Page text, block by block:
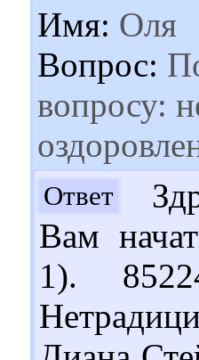
Имя: Оля
Вопрос:
вопросу:
Ответ
Вам
1).